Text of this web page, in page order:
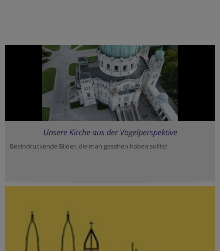
Unsere Kirche aus der Vogelperspektive
Beeindruckende Bilder, die man gesehen haben sollte!